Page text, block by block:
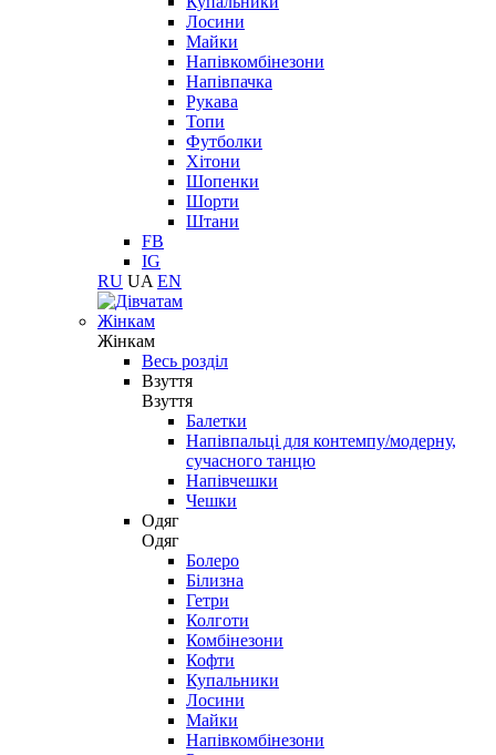
Лосини
Майки
Напівкомбінезони
Напівпачка
Рукава
Топи
Футболки
Хітони
Шопенки
Шорти
Штани
FB
IG
RU UA EN
Жінкам
Жінкам
Весь розділ
Взуття
Взуття
Балетки
Напівпальці для контемпу/модерну,
сучасного танцю
Напівчешки
Чешки
Одяг
Одяг
Болеро
Білизна
Гетри
Колготи
Комбінезони
Кофти
Купальники
Лосини
Майки
Напівкомбінезони